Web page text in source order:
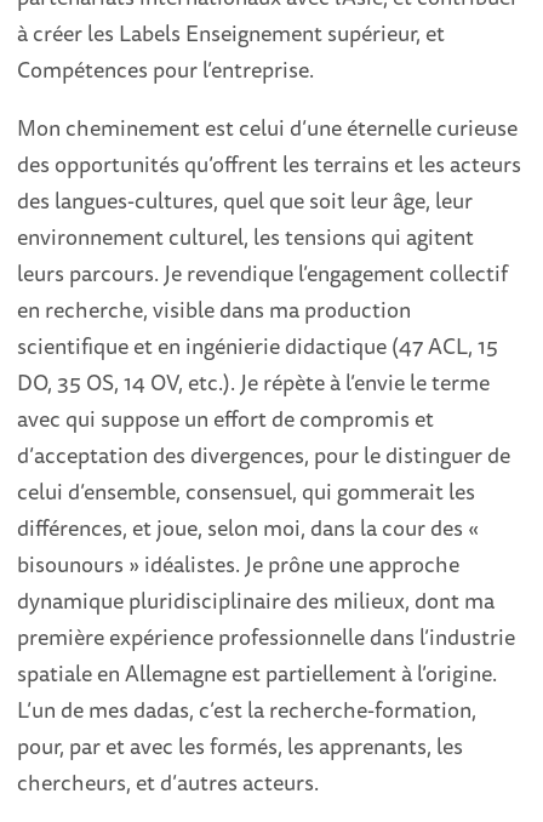
à créer les Labels Enseignement supérieur, et
Compétences pour l’entreprise.
Mon cheminement est celui d’une éternelle curieuse
des opportunités qu’offrent les terrains et les acteurs
des langues-cultures, quel que soit leur âge, leur
environnement culturel, les tensions qui agitent
leurs parcours. Je revendique l’engagement collectif
en recherche, visible dans ma production
scientifique et en ingénierie didactique (47 ACL, 15
DO, 35 OS, 14 OV, etc.). Je répète à l’envie le terme
avec qui suppose un effort de compromis et
d’acceptation des divergences, pour le distinguer de
celui d’ensemble, consensuel, qui gommerait les
différences, et joue, selon moi, dans la cour des «
bisounours » idéalistes. Je prône une approche
dynamique pluridisciplinaire des milieux, dont ma
première expérience professionnelle dans l’industrie
spatiale en Allemagne est partiellement à l’origine.
L’un de mes dadas, c’est la recherche-formation,
pour, par et avec les formés, les apprenants, les
chercheurs, et d’autres acteurs.